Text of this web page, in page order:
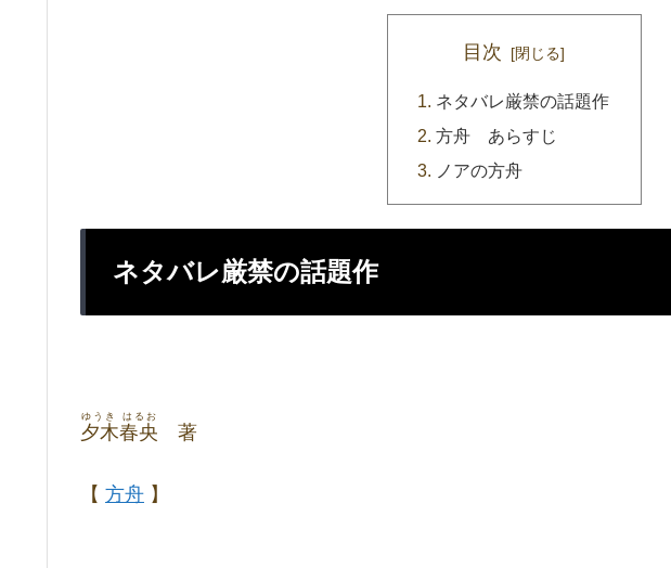
目次
ネタバレ厳禁の話題作
方舟 あらすじ
ノアの方舟
ネタバレ厳禁の話題作
夕木春央
ゆうき はるお
著
【 方舟 】